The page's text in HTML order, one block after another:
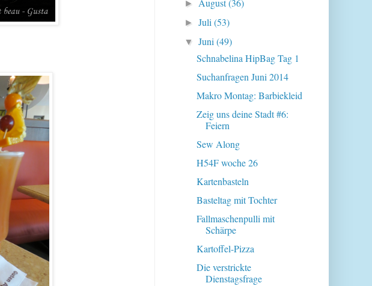
► August(36)
►Juli(53)
▼Juni(49)
Schnabelina HipBag Tag 1
Suchanfragen Juni 2014
Makro Montag: Barbiekleid
Zeig uns deine Stadt #6:
Feiern
Sew Along
H54F woche 26
Kartenbasteln
Basteltag mit Tochter
Fallmaschenpulli mit
Schärpe
Kartoffel-Pizza
Die verstrickte
Dienstagsfrage